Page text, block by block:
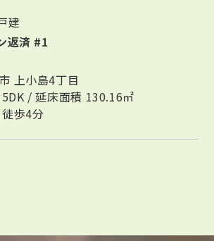
建
返済 #1
上小島4丁目
/ 延床面積 130.16㎡
歩4分